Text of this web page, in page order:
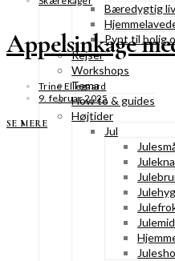
Bæredygtig
Pynt til bolig
Rejser
Workshops
Tema
How to & guides
Højtider
Jul
Appelsinkage
Trine Ellegaard
9. februar 2025
SE MERE